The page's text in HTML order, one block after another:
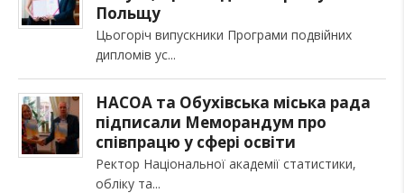
Польщу
Цьогоріч випускники Програми подвійних
дипломів ус
НАСОА та Обухівська міська рада
підписали Меморандум про
співпрацю у сфері освіти
Ректор Національної академії статистики,
обліку та